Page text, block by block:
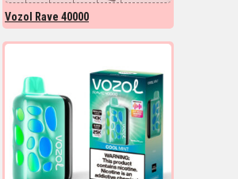
Vozol Rave 40000